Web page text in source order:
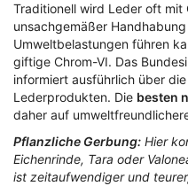
Traditionell wird Leder oft
unsachgemäßer
Umweltbelastungen führen
giftige Chrom-VI. Das
informiert ausführlich über
Lederprodukten. Die besten
daher auf
Pflanzliche Gerbung: Hier
Eichenrinde, Tara oder
ist zeitaufwendiger und